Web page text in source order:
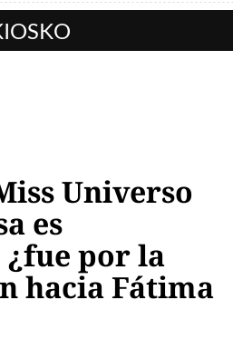
Universo
es
¿fue por la
hacia Fátima